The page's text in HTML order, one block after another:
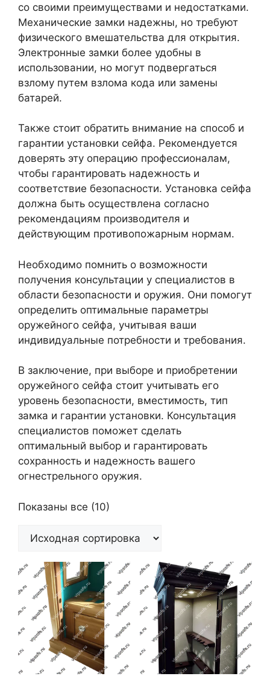
со своими преимуществами и недостатками.
Механические замки надежны, но требуют
физического вмешательства для открытия.
Электронные замки более удобны в
использовании, но могут подвергаться
взлому путем взлома кода или замены
батарей.
Также стоит обратить внимание на способ и
гарантии установки сейфа. Рекомендуется
доверять эту операцию профессионалам,
чтобы гарантировать надежность и
соответствие безопасности. Установка сейфа
должна быть осуществлена согласно
рекомендациям производителя и
действующим противопожарным нормам.
Необходимо помнить о возможности
получения консультации у специалистов в
области безопасности и оружия. Они помогут
определить оптимальные параметры
оружейного сейфа, учитывая ваши
индивидуальные потребности и требования.
В заключение, при выборе и приобретении
оружейного сейфа стоит учитывать его
уровень безопасности, вместимость, тип
замка и гарантии установки. Консультация
специалистов поможет сделать
оптимальный выбор и гарантировать
сохранность и надежность вашего
огнестрельного оружия.
Показаны все (10)